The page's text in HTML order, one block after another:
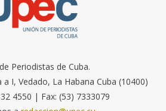
Periodistas de Cuba.
I, Vedado, La Habana Cuba (10400)
4550 | Fax: (53) 7333079